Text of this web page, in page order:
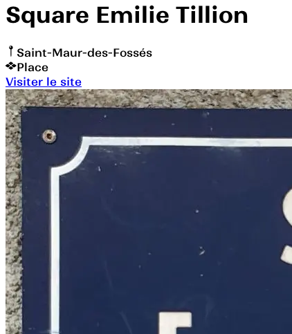
Square Emilie Tillion
Saint-Maur-des-Fossés
Place
Visiter le site